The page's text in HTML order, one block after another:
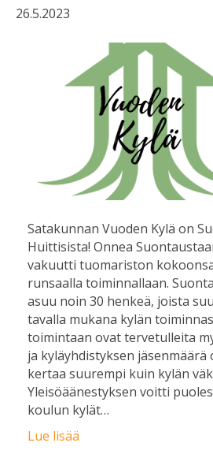
26.5.2023
Satakunnan Vuoden Kylä on
Huittisista! Onnea
vakuutti tuomariston
runsaalla toiminnallaan.
asuu noin 30 henkeä, joista
tavalla mukana kylän
toimintaan ovat tervetulleita
ja kyläyhdistyksen jäsenmäärä
kertaa suurempi kuin kylän
Yleisöäänestyksen voitti
koulun kylät…
Lue lisää